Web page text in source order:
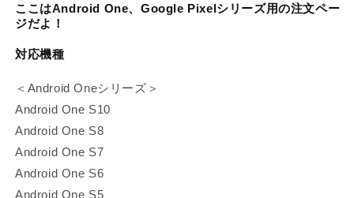
【9
月
下
発
送】
の
数
量
【9
発
送】
ここはAndroid One、Google Pixelシリーズ用の注文ペー
ジだよ！
対応機種
＜ Android Oneシリーズ＞
Android One S10
Android One S8
Android One S7
Android One S6
Android One S5